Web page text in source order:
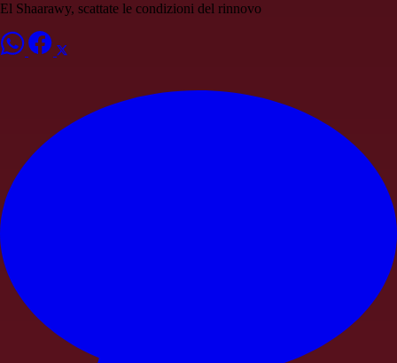
El Shaarawy, scattate le condizioni del rinnovo